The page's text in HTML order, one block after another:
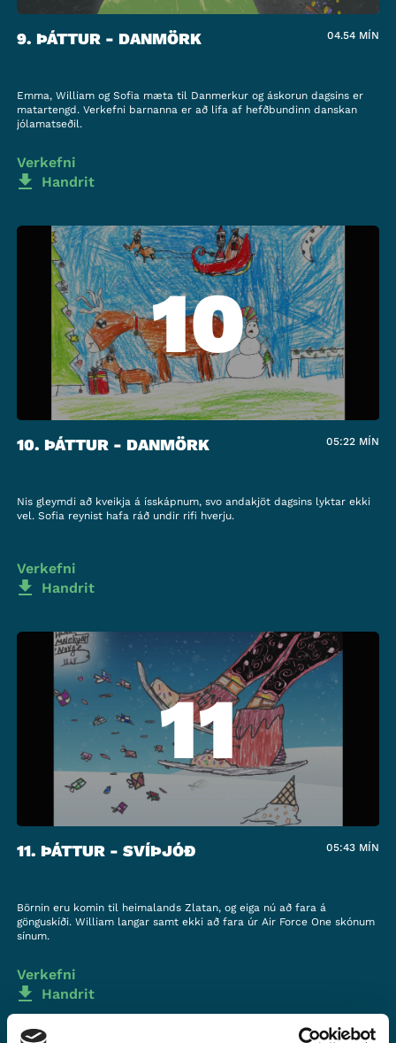
9. ÞÁTTUR - DANMÖRK 04.54 MÍN
Emma, William og Sofia mæta til Danmerkur og áskorun dagsins er
matartengd. Verkefni barnanna er að lifa af hefðbundinn danskan
jólamatseðil.
Verkefni
Handrit
10
10. ÞÁTTUR - DANMÖRK 05:22 MÍN
Nis gleymdi að kveikja á ísskápnum, svo andakjöt dagsins lyktar ekki
vel. Sofia reynist hafa ráð undir rifi hverju.
Verkefni
Handrit
11
11. ÞÁTTUR - SVÍÞJÓÐ 05:43 MÍN
Börnin eru komin til heimalands Zlatan, og eiga nú að fara á
gönguskíði. William langar samt ekki að fara úr Air Force One skónum
sínum.
Verkefni
Handrit